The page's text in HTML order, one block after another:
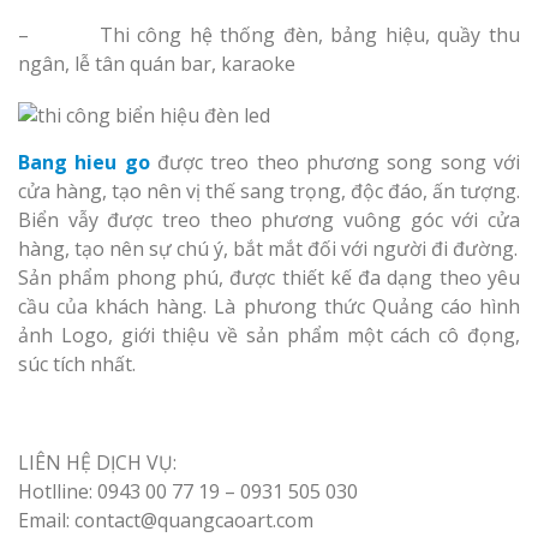
– Thi công hệ thống đèn, bảng hiệu, quầy thu
ngân, lễ tân quán bar, karaoke
Bang hieu gođược treo theo phương song song với
cửa hàng, tạo nên vị thế sang trọng, độc đáo, ấn tượng.
Biển vẫy được treo theo phương vuông góc với cửa
hàng, tạo nên sự chú ý, bắt mắt đối với người đi đường.
Sản phẩm phong phú, được thiết kế đa dạng theo yêu
cầu của khách hàng. Là phưong thức Quảng cáo hình
ảnh Logo, giới thiệu về sản phẩm một cách cô đọng,
súc tích nhất.
LIÊN HỆ DỊCH VỤ:
Hotlline: 0943 00 77 19 – 0931 505 030
Email: contact@quangcaoart.com
Hàng
Nghệ An Đẹp